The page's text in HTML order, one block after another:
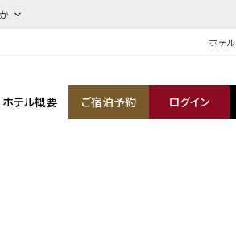
ホテ
ホテル概要 ご宿泊予約 ログイン